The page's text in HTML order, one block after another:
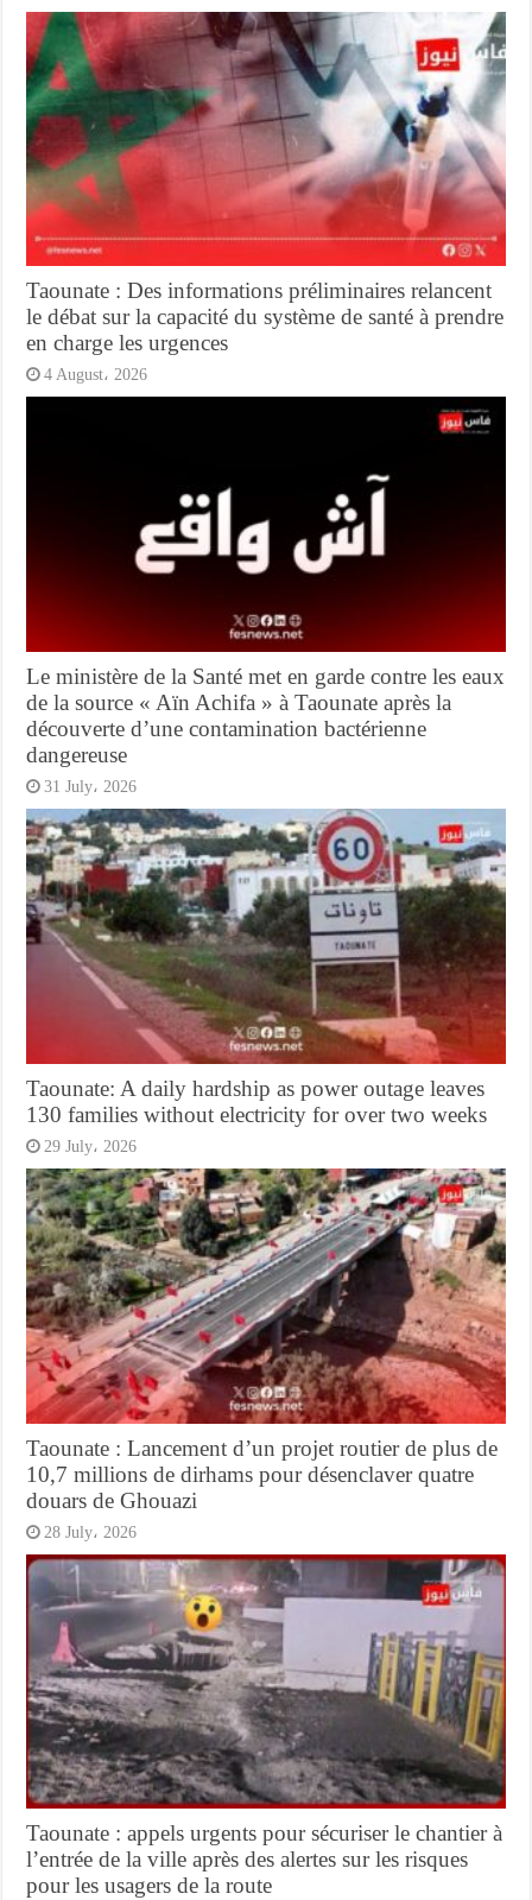
Taounate : Des informations préliminaires relancent
le débat sur la capacité du système de santé à prendre
en charge les urgences
4 August، 2026
Le ministère de la Santé met en garde contre les eaux
de la source « Aïn Achifa » à Taounate après la
découverte d’une contamination bactérienne
dangereuse
31 July، 2026
Taounate: A daily hardship as power outage leaves
130 families without electricity for over two weeks
29 July، 2026
Taounate : Lancement d’un projet routier de plus de
10,7 millions de dirhams pour désenclaver quatre
douars de Ghouazi
28 July، 2026
Taounate : appels urgents pour sécuriser le chantier à
l’entrée de la ville après des alertes sur les risques
pour les usagers de la route